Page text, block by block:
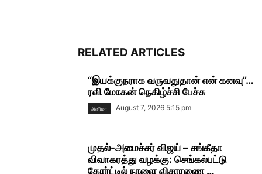
RELATED ARTICLES
“இயக்குநராக வருவதுதான் என் கனவு”…
ரவி மோகன் நெகிழ்ச்சி பேச்சு
சினிமா August 7, 2026 5:15 pm
முதல்-அமைச்சர் விஜய் – சங்கீதா
விவாகரத்து வழக்கு: செங்கல்பட்டு
கோர்ட்டில் நாளை விசாரணை …